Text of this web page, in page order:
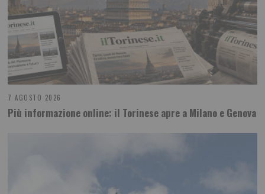
7 AGOSTO 2026
Più informazione online: il Torinese apre a Milano e Genova